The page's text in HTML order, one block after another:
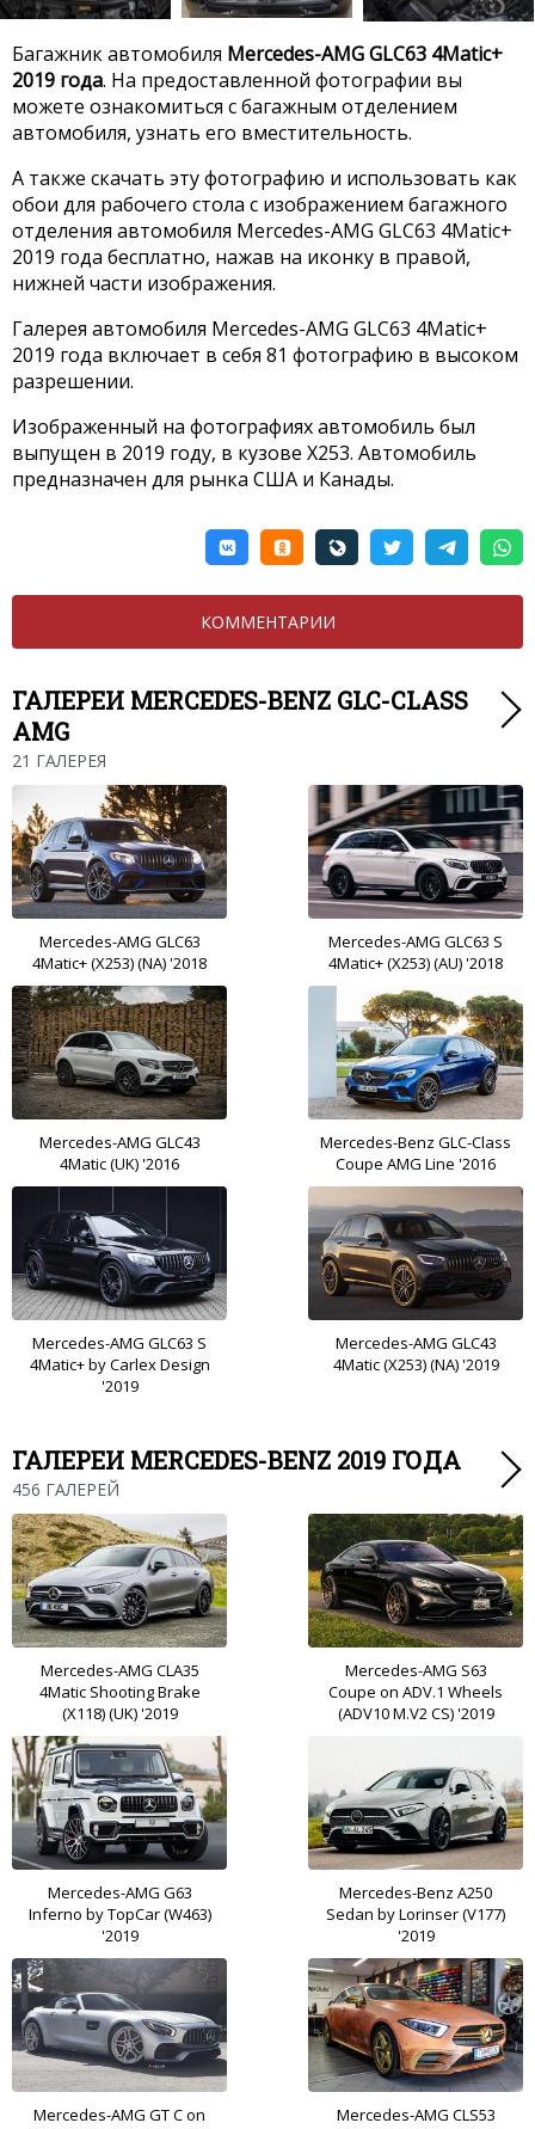
Багажник автомобиля Mercedes-AMG GLC63 4Matic+
2019 года. На предоставленной фотографии вы
можете ознакомиться с багажным отделением
автомобиля, узнать его вместительность.
А также скачать эту фотографию и использовать как
обои для рабочего стола с изображением багажного
отделения автомобиля Mercedes-AMG GLC63 4Matic+
2019 года бесплатно, нажав на иконку в правой,
нижней части изображения.
Галерея автомобиля Mercedes-AMG GLC63 4Matic+
2019 года включает в себя 81 фотографию в высоком
разрешении.
Изображенный на фотографиях автомобиль был
выпущен в 2019 году, в кузове X253. Автомобиль
предназначен для рынка США и Канады.
КОММЕНТАРИИ
ГАЛЕРЕИ MERCEDES-BENZ GLC-CLASS
AMG
21 ГАЛЕРЕЯ
Mercedes-AMG GLC63
4Matic+ (X253) (NA) '2018
Mercedes-AMG GLC63 S
4Matic+ (X253) (AU) '2018
Mercedes-AMG GLC43
4Matic (UK) '2016
Mercedes-Benz GLC-Class
Coupe AMG Line '2016
Mercedes-AMG GLC63 S
4Matic+ by Carlex Design
'2019
Mercedes-AMG GLC43
4Matic (X253) (NA) '2019
ГАЛЕРЕИ MERCEDES-BENZ 2019 ГОДА
456 ГАЛЕРЕЙ
Mercedes-AMG CLA35
4Matic Shooting Brake
(X118) (UK) '2019
Mercedes-AMG S63
Coupe on ADV.1 Wheels
(ADV10 M.V2 CS) '2019
Mercedes-AMG G63
Inferno by TopCar (W463)
'2019
Mercedes-Benz A250
Sedan by Lorinser (V177)
'2019
Mercedes-AMG GT C on
Mercedes-AMG CLS53